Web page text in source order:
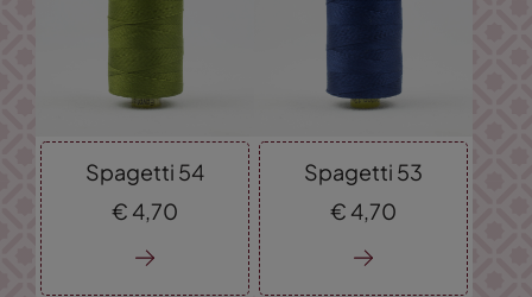
Spagetti 54
€ 4, 70
Spagetti 53
€ 4, 70